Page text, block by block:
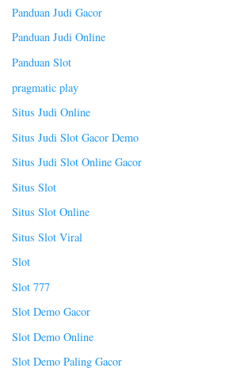
Panduan Judi Gacor
Panduan Judi Online
Panduan Slot
pragmatic play
Situs Judi Online
Situs Judi Slot Gacor Demo
Situs Judi Slot Online Gacor
Situs Slot
Situs Slot Online
Situs Slot Viral
Slot
Slot 777
Slot Demo Gacor
Slot Demo Online
Slot Demo Paling Gacor